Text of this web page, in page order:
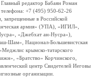
редактор Бабаян Роман
+7 (495) 950-62-26
запрещенные в Российской
армия» (УПА), «ИГИЛ»,
«Джебхат ан-Нусра»),
Шам», Национал-Большевистская
крымско-татарского
«Братство» Корчинского,
центр Свидетелей Иеговы
организации.